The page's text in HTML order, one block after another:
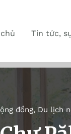
Tin tức,
đồng, Du lịch